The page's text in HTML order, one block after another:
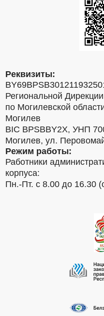
Реквизиты:
Региональной
по Могилевской
Могилев
BIC BPSBBY2X, УНП
Могилев, ул.
Режим работы:
Работники
корпуса:
Пн.-Пт. с 8.00 до 16.30